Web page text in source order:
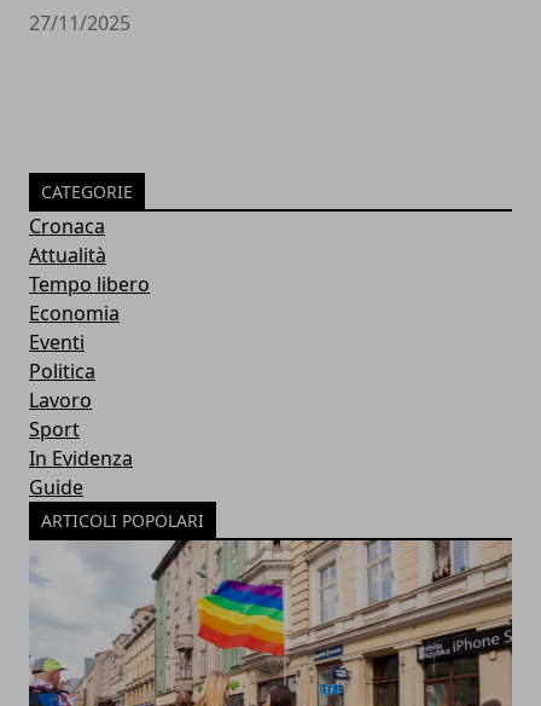
27/11/2025
CATEGORIE
Cronaca
Attualità
Tempo libero
Economia
Eventi
Politica
Lavoro
Sport
In Evidenza
Guide
ARTICOLI POPOLARI